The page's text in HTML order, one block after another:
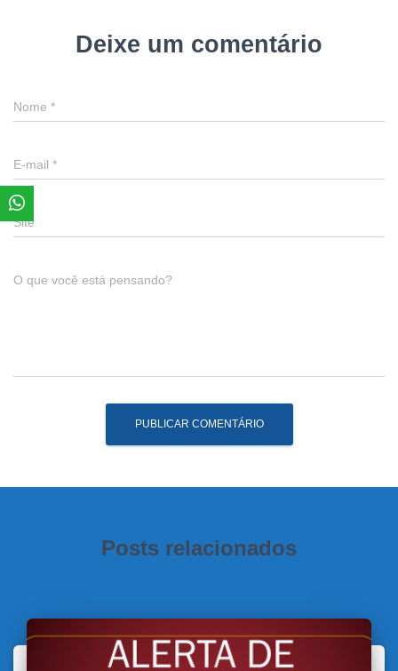
Deixe um comentário
Nome *
E-mail *
Site
O que você está pensando?
Posts relacionados